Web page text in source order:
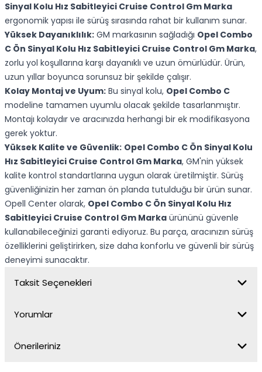
Sinyal Kolu Hız Sabitleyici Cruise Control Gm Marka
ergonomik yapısı ile sürüş sırasında rahat bir kullanım sunar.
Yüksek Dayanıklılık: GM markasının sağladığı Opel Combo
C Ön Sinyal Kolu Hız Sabitleyici Cruise Control Gm Marka,
zorlu yol koşullarına karşı dayanıklı ve uzun ömürlüdür. Ürün,
uzun yıllar boyunca sorunsuz bir şekilde çalışır.
Kolay Montaj ve Uyum: Bu sinyal kolu, Opel Combo C
modeline tamamen uyumlu olacak şekilde tasarlanmıştır.
Montajı kolaydır ve aracınızda herhangi bir ek modifikasyona
gerek yoktur.
Yüksek Kalite ve Güvenlik: Opel Combo C Ön Sinyal Kolu
Hız Sabitleyici Cruise Control Gm Marka, GM'nin yüksek
kalite kontrol standartlarına uygun olarak üretilmiştir. Sürüş
güvenliğinizin her zaman ön planda tutulduğu bir ürün sunar.
Opell Center olarak, Opel Combo C Ön Sinyal Kolu Hız
Sabitleyici Cruise Control Gm Marka ürününü güvenle
kullanabileceğinizi garanti ediyoruz. Bu parça, aracınızın sürüş
özelliklerini geliştirirken, size daha konforlu ve güvenli bir sürüş
deneyimi sunacaktır.
Taksit Seçenekleri
Yorumlar
Önerileriniz